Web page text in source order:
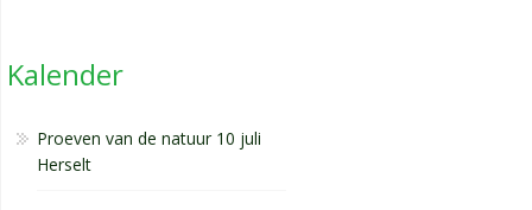
Kalender
Proeven van de natuur 10 juli
Herselt